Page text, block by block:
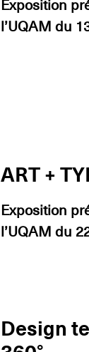
Exposition
l’UQAM du
ART +
Exposition
l’UQAM du
Design